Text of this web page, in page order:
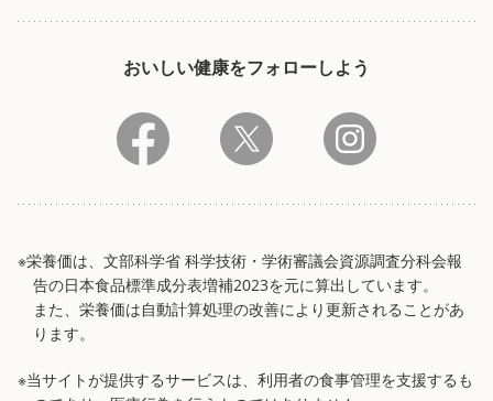
おいしい健康をフォローしよう
※栄養価は、文部科学省 科学技術・学術審議会資源調査分科会報
告の日本食品標準成分表増補2023を元に算出しています。
また、栄養価は自動計算処理の改善により更新されることがあ
ります。
※当サイトが提供するサービスは、利用者の食事管理を支援するも